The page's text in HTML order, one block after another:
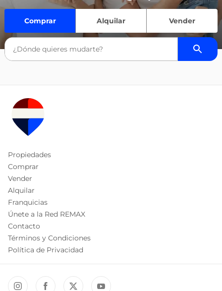
Comprar Alquilar Vender
Propiedades
Comprar
Vender
Alquilar
Franquicias
Únete a la Red REMAX
Contacto
Términos y Condiciones
Política de Privacidad